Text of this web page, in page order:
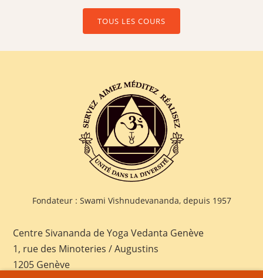
TOUS LES COURS
Fondateur : Swami Vishnudevananda, depuis 1957
Centre Sivananda de Yoga Vedanta Genève
1, rue des Minoteries / Augustins
1205 Genève